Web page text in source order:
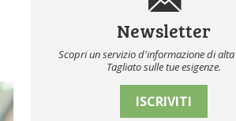
Newsletter
Scopri un servizio d'informazione di
Tagliato sulle tue esigenze.
ISCRIVITI